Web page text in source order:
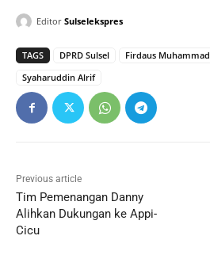
Editor Sulselekspres
TAGS DPRD Sulsel Firdaus Muhammad
Syaharuddin Alrif
Previous article
Tim Pemenangan Danny
Alihkan Dukungan ke Appi-
Cicu